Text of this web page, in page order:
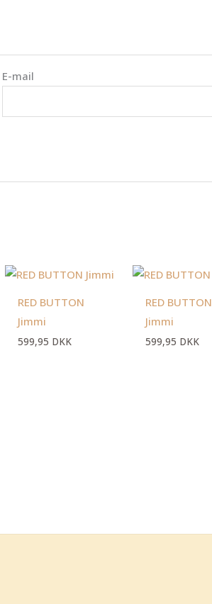
E-mail
RED BUTTON
Jimmi
599,95 DKK
RED BUTTON
Jimmi
599,95 DKK